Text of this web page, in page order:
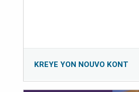
KREYE YON NOUVO KONT